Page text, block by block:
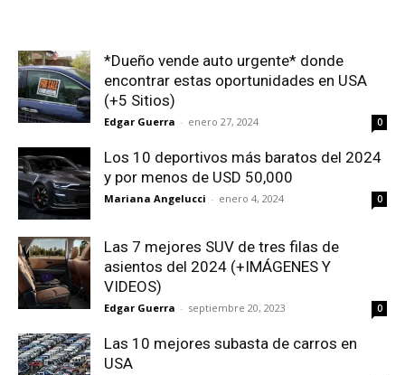
*Dueño vende auto urgente* donde
encontrar estas oportunidades en USA
(+5 Sitios)
Edgar Guerra - enero 27, 2024 0
Los 10 deportivos más baratos del 2024
y por menos de USD 50,000
Mariana Angelucci - enero 4, 2024 0
Las 7 mejores SUV de tres filas de
asientos del 2024 (+IMÁGENES Y
VIDEOS)
Edgar Guerra - septiembre 20, 2023 0
Las 10 mejores subasta de carros en
USA